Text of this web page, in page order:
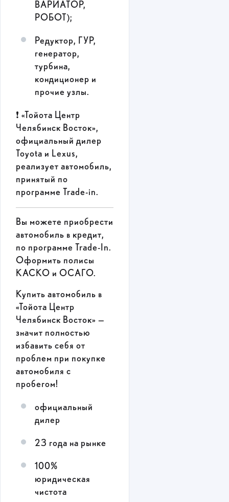
ВАРИАТОР,
РОБОТ);
Редуктор, ГУР,
генератор,
турбина,
кондиционер и
прочие узлы.
❗ «Тойота Центр
Челябинск Восток»,
официальный дилер
Toyota и Lexus,
реализует автомобиль,
принятый по
программе Trade-in.
Вы можете приобрести
автомобиль в кредит,
по программе Trade-In.
Оформить полисы
КАСКО и ОСАГО.
Купить автомобиль в
«Тойота Центр
Челябинск Восток» —
значит полностью
избавить себя от
проблем при покупке
автомобиля с
пробегом!
официальный
дилер
23 года на рынке
100%
юридическая
чистота